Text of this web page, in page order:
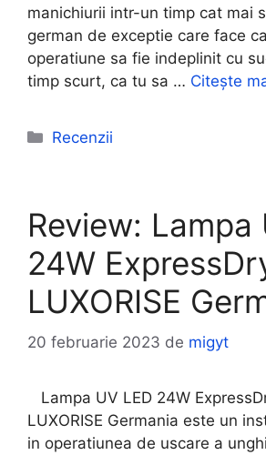
manichiurii intr-un timp cat mai
german de exceptie care face
operatiune sa fie indeplinit cu
timp scurt, ca tu sa … Citește
Categorii
Recenzii
Review: Lampa
24W
LUXORISE
20 februarie 2023 de migyt
Lampa UV LED 24W
LUXORISE Germania este un
in operatiunea de uscare a